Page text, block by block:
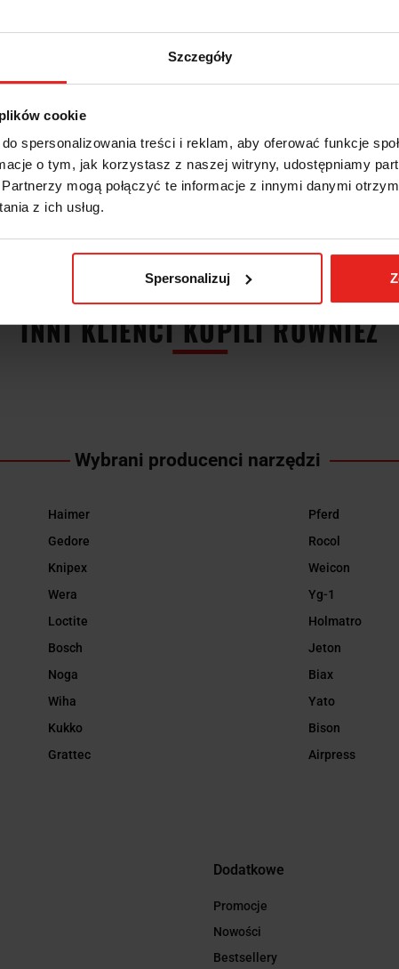
Szczegóły
cookie
spersonalizowania treści i reklam, aby oferować funkcje
o tym, jak korzystasz z naszej witryny, udostępniamy
mogą połączyć te informacje z innymi danymi
z ich usług.
Spersonalizuj
INFORMACJE DOT.
INNI KLIENCI KUPILI RÓWNIEŻ
Wybrani producenci narzędzi
Haimer
Gedore
Knipex
Wera
Loctite
Bosch
Noga
Wiha
Kukko
Grattec
Pferd
Rocol
Weicon
Yg-1
Holmatro
Jeton
Biax
Yato
Bison
Airpress
Dodatkowe
Promocje
Nowości
Bestsellery